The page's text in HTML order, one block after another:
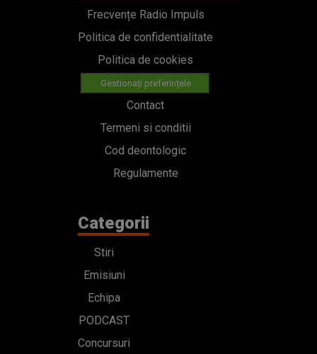
Frecvențe Radio Impuls
Politica de confidentialitate
Politica de cookies
Gestionați preferințele
Contact
Termeni si conditii
Cod deontologic
Regulamente
Categorii
Stiri
Emisiuni
Echipa
PODCAST
Concursuri